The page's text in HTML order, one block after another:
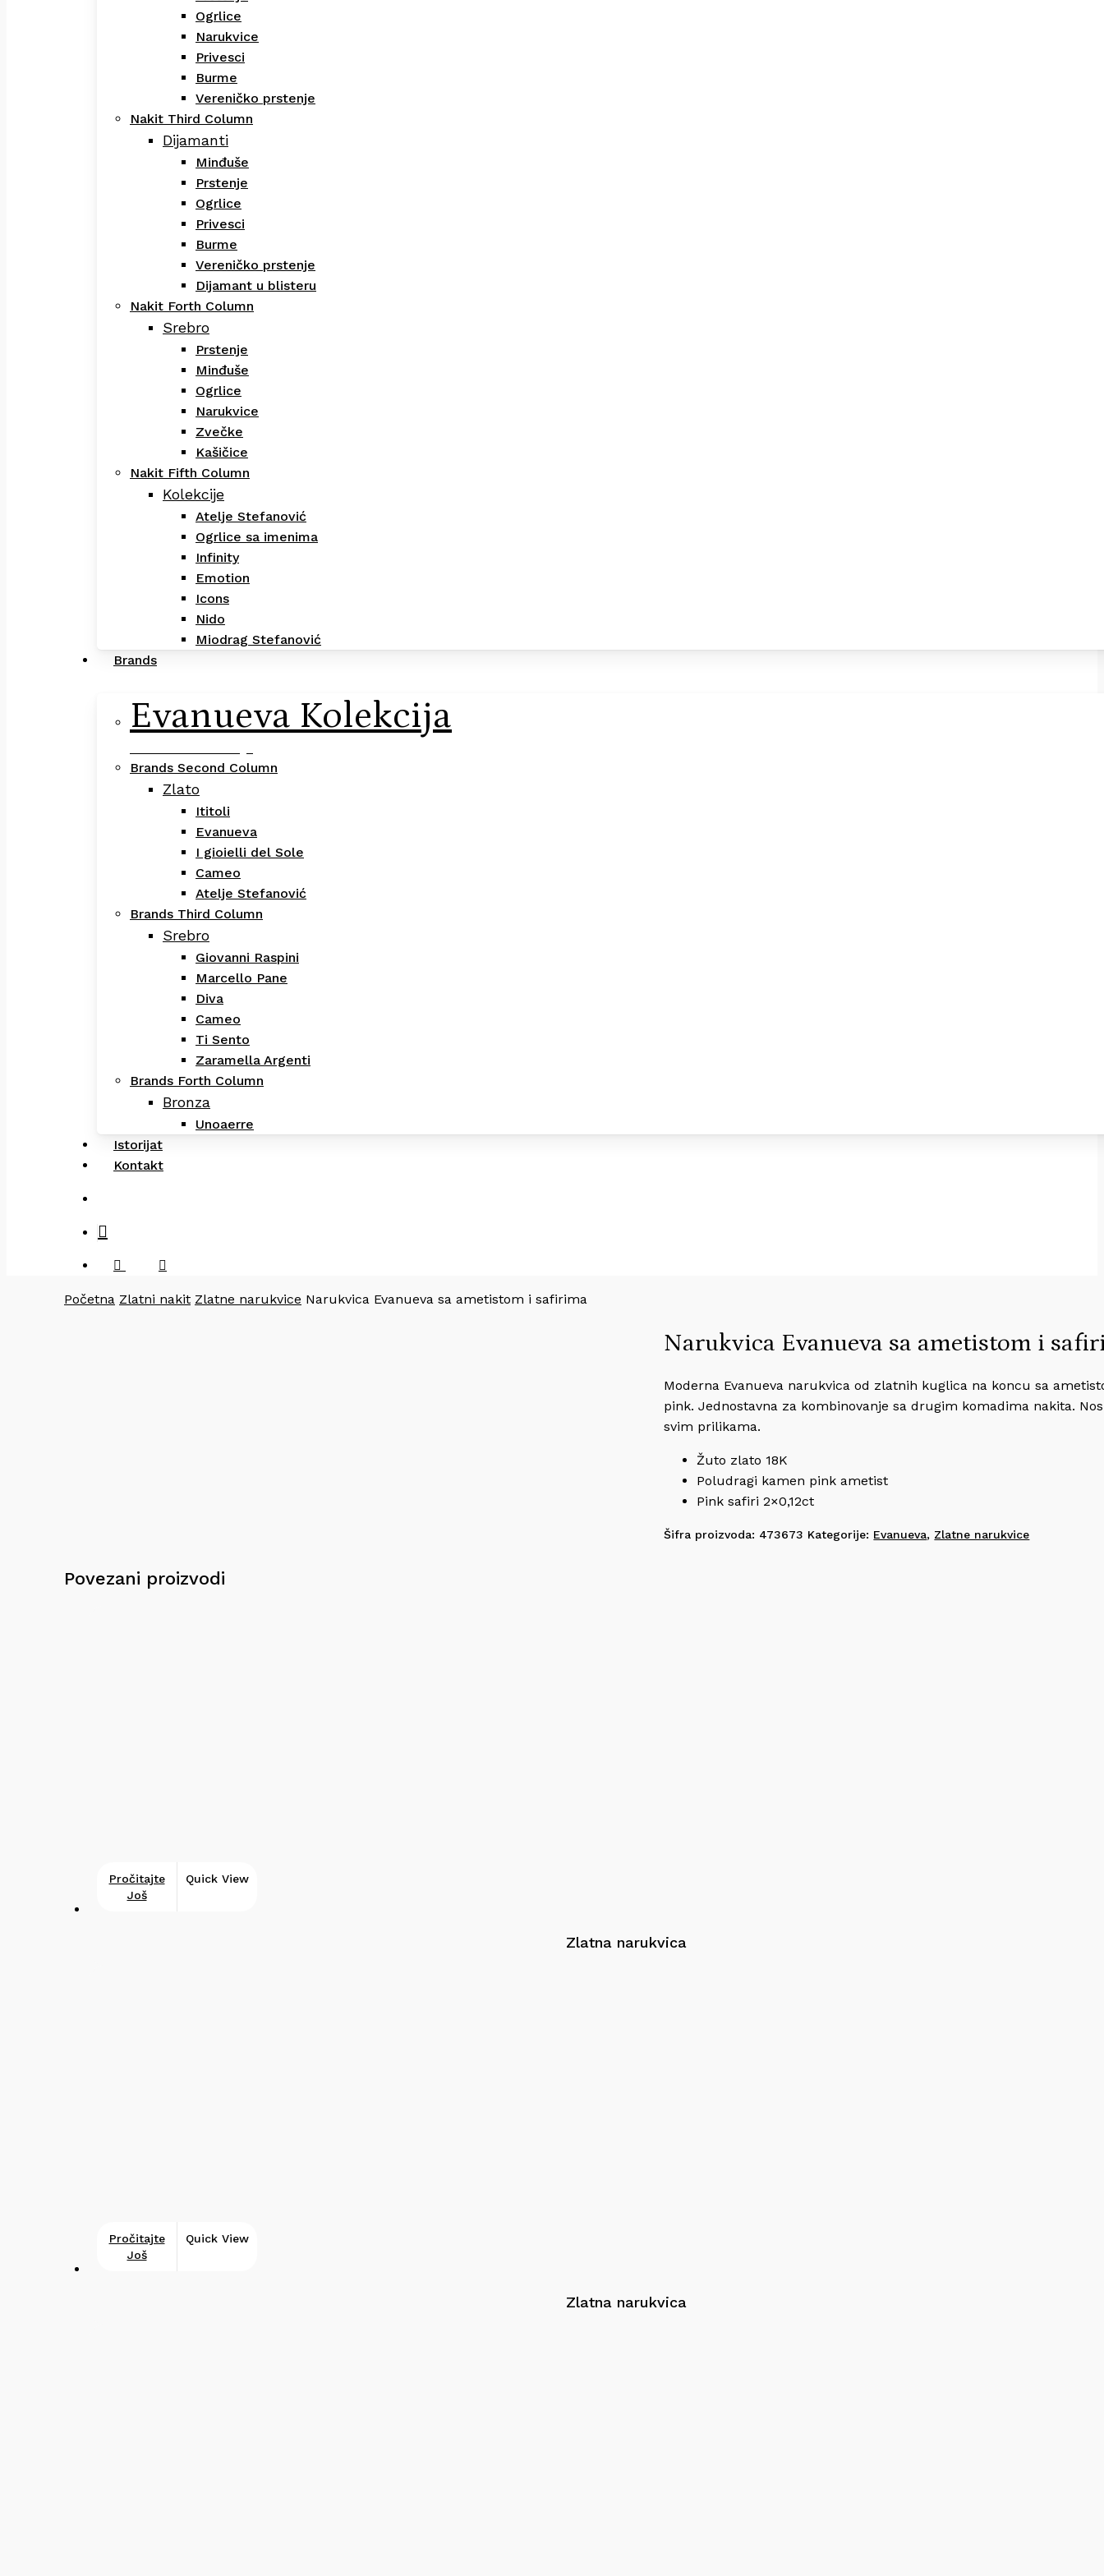
Ogrlice
Narukvice
Privesci
Burme
Vereničko prstenje
Nakit Third Column
Dijamanti
Minđuše
Prstenje
Ogrlice
Privesci
Burme
Vereničko prstenje
Dijamant u blisteru
Nakit Forth Column
Srebro
Prstenje
Minđuše
Ogrlice
Narukvice
Zvečke
Kašičice
Nakit Fifth Column
Kolekcije
Atelje Stefanović
Ogrlice sa imenima
Infinity
Emotion
Icons
Nido
Miodrag Stefanović
Brands
Evanueva Kolekcija
Brands Second Column
Zlato
Ititoli
Evanueva
I gioielli del Sole
Cameo
Atelje Stefanović
Brands Third Column
Srebro
Giovanni Raspini
Marcello Pane
Diva
Cameo
Ti Sento
Zaramella Argenti
Brands Forth Column
Bronza
Unoaerre
Istorijat
Kontakt
facebookinstagram
Početna Zlatni nakit Zlatne narukvice Narukvica Evanueva sa ametistom i safirima
Narukvica Evanueva sa ametistom i
Moderna Evanueva narukvica od zlatnih kuglica na koncu sa
pink. Jednostavna za kombinovanje sa drugim komadima nakita.
svim prilikama.
Žuto zlato 18K
Poludragi kamen pink ametist
Pink safiri 2×0,12ct
Šifra proizvoda: 473673 Kategorije: Evanueva, Zlatne narukvice
Povezani proizvodi
Pročitajte
Još
Quick View
Zlatna narukvica
Pročitajte
Još
Quick View
Zlatna narukvica